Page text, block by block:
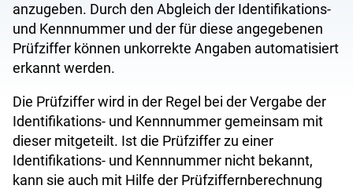
anzugeben. Durch den Abgleich der Identifikations-
und Kennnummer und der für diese angegebenen
Prüfziffer können unkorrekte Angaben automatisiert
erkannt werden.
Die Prüfziffer wird in der Regel bei der Vergabe der
Identifikations- und Kennnummer gemeinsam mit
dieser mitgeteilt. Ist die Prüfziffer zu einer
Identifikations- und Kennnummer nicht bekannt,
kann sie auch mit Hilfe der Prüfziffernberechnung